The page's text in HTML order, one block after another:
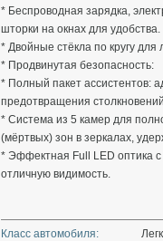
* Беспроводная зарядка,
шторки на окнах для удобства.
* Двойные стёкла по кругу
* Продвинутая безопасность:
* Полный пакет ассистентов:
предотвращения
* Система из 5 камер для
(мёртвых) зон в зеркалах,
* Эффектная Full LED оптика
отличную видимость.
Класс автомобиля: